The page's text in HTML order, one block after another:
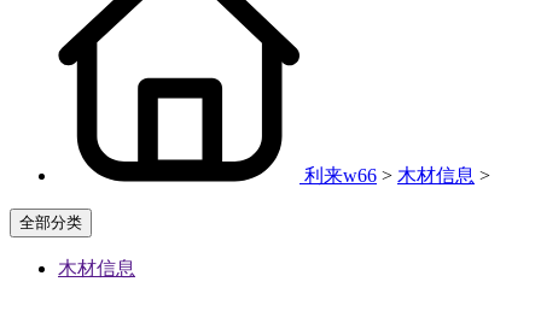
利来w66 > 木材信息 >
全部分类
木材信息